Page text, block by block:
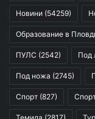
Новини (54259)
Образование в
ПУЛС (2542) Под
Под ножа (2745)
Спорт (827)